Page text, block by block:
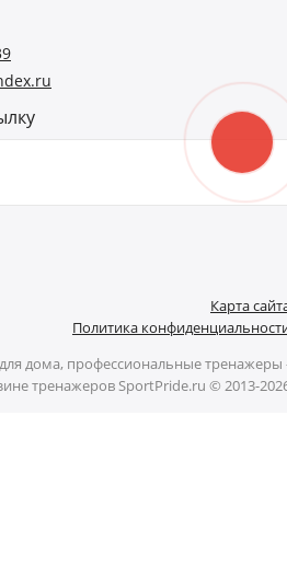
Карта
Политика
дома, профессиональные тренажеры
тренажеров SportPride.ru © 2013-